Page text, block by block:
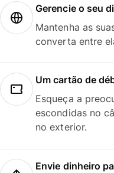
Gerencie o seu
Mantenha as
converta entre
Um cartão de
Esqueça a
escondidas no
no exterior.
Envie dinheiro